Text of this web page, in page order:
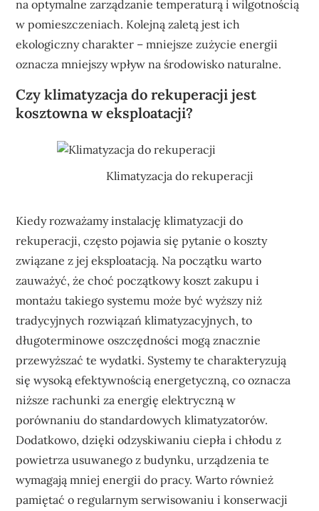
na optymalne zarządzanie temperaturą i wilgotnością
w pomieszczeniach. Kolejną zaletą jest ich
ekologiczny charakter – mniejsze zużycie energii
oznacza mniejszy wpływ na środowisko naturalne.
Czy klimatyzacja do rekuperacji jest
kosztowna w eksploatacji?
Klimatyzacja do rekuperacji
Kiedy rozważamy instalację klimatyzacji do
rekuperacji, często pojawia się pytanie o koszty
związane z jej eksploatacją. Na początku warto
zauważyć, że choć początkowy koszt zakupu i
montażu takiego systemu może być wyższy niż
tradycyjnych rozwiązań klimatyzacyjnych, to
długoterminowe oszczędności mogą znacznie
przewyższać te wydatki. Systemy te charakteryzują
się wysoką efektywnością energetyczną, co oznacza
niższe rachunki za energię elektryczną w
porównaniu do standardowych klimatyzatorów.
Dodatkowo, dzięki odzyskiwaniu ciepła i chłodu z
powietrza usuwanego z budynku, urządzenia te
wymagają mniej energii do pracy. Warto również
pamiętać o regularnym serwisowaniu i konserwacji